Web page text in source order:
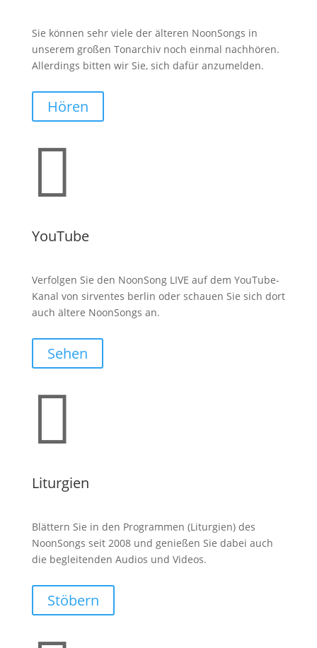
Sie können sehr viele der älteren NoonSongs in
unserem großen Tonarchiv noch einmal nachhören.
Allerdings bitten wir Sie, sich dafür anzumelden.
Hören

YouTube
Verfolgen Sie den NoonSong LIVE auf dem YouTube-
Kanal von sirventes berlin oder schauen Sie sich dort
auch ältere NoonSongs an.
Sehen

Liturgien
Blättern Sie in den Programmen (Liturgien) des
NoonSongs seit 2008 und genießen Sie dabei auch
die begleitenden Audios und Videos.
Stöbern